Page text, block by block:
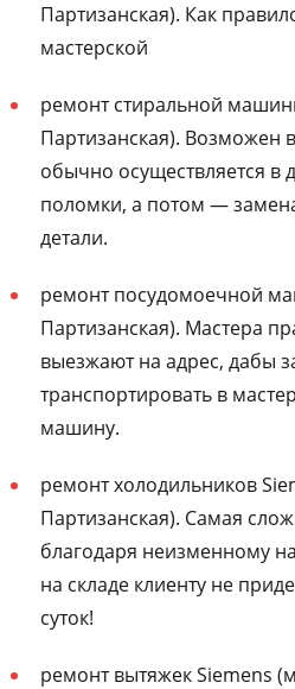
Партизанская). Как
мастерской
ремонт стиральной
Партизанская). Возможен
обычно осуществляется в
поломки, а потом —
детали.
ремонт посудомоечной
Партизанская). Мастера
выезжают на адрес, дабы
транспортировать в
машину.
ремонт холодильников
Партизанская). Самая
благодаря неизменному
на складе клиенту не
суток!
ремонт вытяжек Siemens